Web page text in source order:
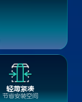
轻薄紧凑
节省安装空间